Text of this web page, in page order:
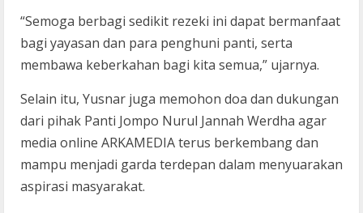
“Semoga berbagi sedikit rezeki ini dapat bermanfaat
bagi yayasan dan para penghuni panti, serta
membawa keberkahan bagi kita semua,” ujarnya.
Selain itu, Yusnar juga memohon doa dan dukungan
dari pihak Panti Jompo Nurul Jannah Werdha agar
media online ARKAMEDIA terus berkembang dan
mampu menjadi garda terdepan dalam menyuarakan
aspirasi masyarakat.